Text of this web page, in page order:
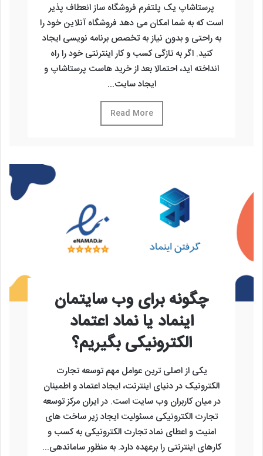
پرستاشاپ یک پلتفرم فروشگاه ساز انعطاف پذیر
است که به شما امکان می دهد فروشگاه آنلاین خود را
به راحتی و بدون نیاز به تخصص برنامه نویسی ایجاد
کنید. اگر به تازگی کسب و کار اینترنتی خود را راه
انداخته اید، احتمالا بعد از خرید هاست پرستاشاپ و
ایجاد سایت...
Read More
چگونه برای وب سایتمان
اینماد یا نماد اعتماد
الکترونیکی بگیریم؟
یکی از اصلی ترین عوامل مهم توسعه تجارت
الکترونیک در دنیای اینترنت، ایجاد اعتماد و اطمینان
در میان کاربران وب سایت است. در ایران مرکز توسعه
تجارت الکترونیکی مسئولیت ایجاد زیر ساخت های
امنیت و اعطای نماد تجارت الکترونیکی به کسب و
کارهای اینترنتی را برعهده دارد. به منظور ساماندهی...